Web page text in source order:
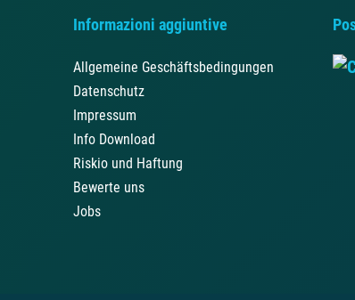
Informazioni aggiuntive
Allgemeine Geschäftsbedingungen
Datenschutz
Impressum
Info Download
Riskio und Haftung
Bewerte uns
Jobs